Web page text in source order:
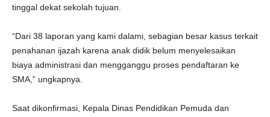
tinggal dekat sekolah tujuan.
“Dari 38 laporan yang kami dalami, sebagian besar kasus terkait
penahanan ijazah karena anak didik belum menyelesaikan
biaya administrasi dan mengganggu proses pendaftaran ke
SMA,” ungkapnya.
Saat dikonfirmasi, Kepala Dinas Pendidikan Pemuda dan